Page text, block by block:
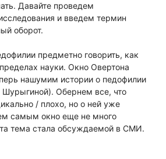
Давайте проведем
и введем термин
оборот.
предметно говорить, как
науки. Окно Овертона
нашумим истории о педофилии
Обернем все, что
/ плохо, но о ней уже
самым окно еще не много
тема стала обсуждаемой в СМИ.